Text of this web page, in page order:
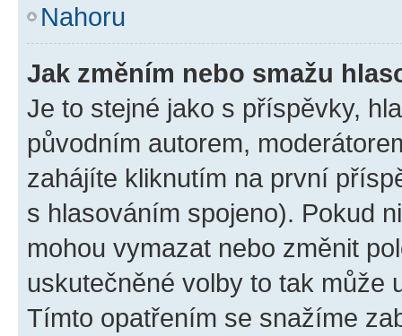
Nahoru
Jak změním nebo smažu
Je to stejné jako s příspěvky,
původním autorem,
zahájíte kliknutím na první
s hlasováním spojeno). Pokud
mohou vymazat nebo změnit
uskutečněné volby to tak může
Tímto opatřením se snažíme